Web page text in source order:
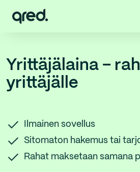
Yrittäjälaina –
yrittäjälle
Ilmainen sovellus
Sitomaton hakemus tai
Rahat maksetaan samana